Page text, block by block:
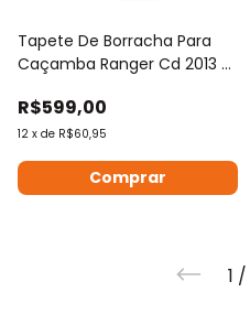
Tapete De Borracha Para
Caçamba Ranger Cd 2013 A
R$599,00
12 x de R$60,95
1 /